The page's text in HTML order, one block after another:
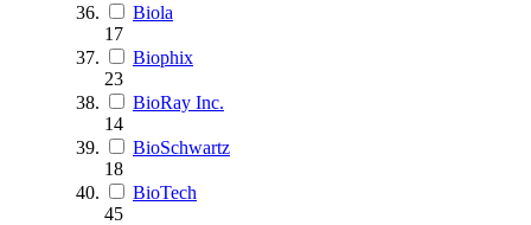
Biola
17
Biophix
23
BioRay Inc.
14
BioSchwartz
18
BioTech
45